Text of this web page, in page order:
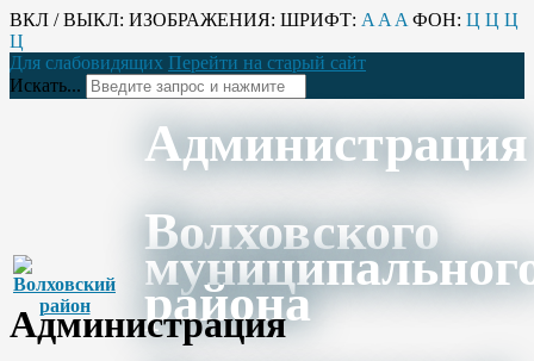
ВКЛ / ВЫКЛ: ИЗОБРАЖЕНИЯ: ШРИФТ: A A A ФОН: Ц Ц Ц
Ц
Для слабовидящих Перейти на старый сайт
Искать...
Администрация
Волховского
района
Администрация